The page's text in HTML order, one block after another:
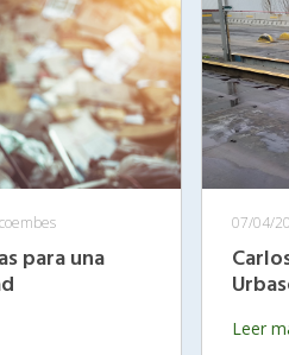
para una
07/04/
Leer